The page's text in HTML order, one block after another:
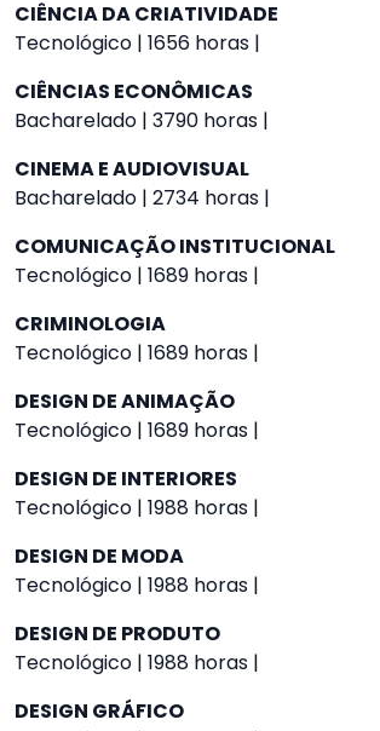
CIÊNCIA DA CRIATIVIDADE
Tecnológico | 1656 horas |
CIÊNCIAS ECONÔMICAS
Bacharelado | 3790 horas |
CINEMA E AUDIOVISUAL
Bacharelado | 2734 horas |
COMUNICAÇÃO INSTITUCIONAL
Tecnológico | 1689 horas |
CRIMINOLOGIA
Tecnológico | 1689 horas |
DESIGN DE ANIMAÇÃO
Tecnológico | 1689 horas |
DESIGN DE INTERIORES
Tecnológico | 1988 horas |
DESIGN DE MODA
Tecnológico | 1988 horas |
DESIGN DE PRODUTO
Tecnológico | 1988 horas |
DESIGN GRÁFICO